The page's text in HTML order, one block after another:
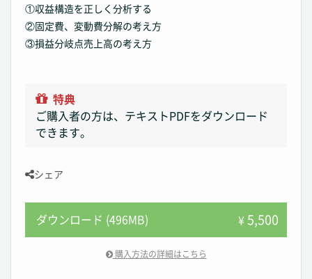
①収益構造を正しく分析する
②固定費、変動費分解の考え方
③損益分岐点売上高の考え方
特典
ご購入者の方は、テキストPDFをダウンロード
できます。
シェア
ダウンロード (496MB) ¥5,500
購入方法の詳細はこちら